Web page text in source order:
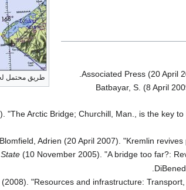
طريق محتمل Associated Press (20 April
Batbayar, S. (8 April
"The Arctic Bridge; Churchill, Man., is the key
Blomfield, Adrien (20 April 2007). "Kremlin
(10 November 2005). "A bridge too far?:
"Resources and infrastructure: